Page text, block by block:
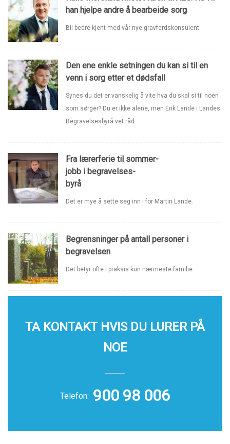
han hjelpe andre å bearbeide sorg
Bli bedre kjent med vår nye gravferdskonsulent.
Den ene enkle setningen du kan si til en
venn i sorg etter et dødsfall
Synes du det er vanskelig å vite hva du skal si til noen
som sørger? Du er ikke alene, men Erik Lande i Landes
Begravelsesbyrå vet råd.
Fra lærerferie til sommer-
jobb i begravelses-
byrå
Det er mye å sette seg inn i for Martin Lande.
Begrensninger på antall personer i
begravelsen
Det betyr ofte i praksis kun nærmeste familie.
TA KONTAKT HVIS DU LURER PÅ
NOE
Telefon: 900 98 006